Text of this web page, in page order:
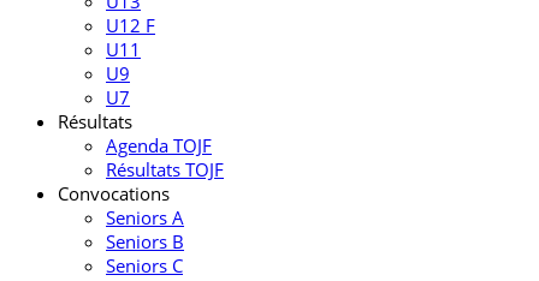
U12 F
U11
U9
U7
Résultats
Agenda TOJF
Résultats TOJF
Convocations
Seniors A
Seniors B
Seniors C